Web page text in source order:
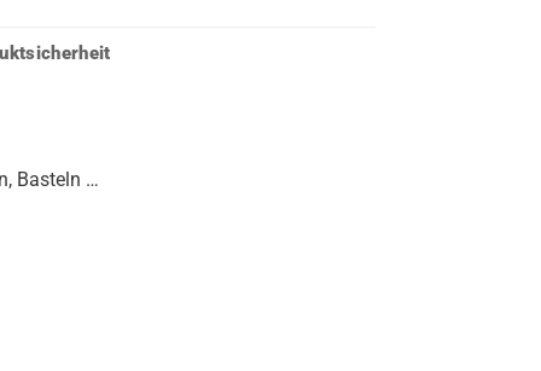
Basteln …